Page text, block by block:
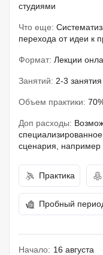
студиями
Что еще:
перехода от идеи к
Формат: Лекции
Занятий: 2-3
Объем практики:
Доп расходы:
сценария, например
Практика
Пробный
Начало: 16 августа